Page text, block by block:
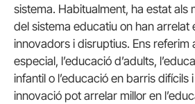
sistema. Habitualment, ha estat als
del sistema educatiu on han arrelat
innovadors i disruptius. Ens referim
especial, l’educació d’adults,
infantil o l’educació en barris difícils
innovació pot arrelar millor en